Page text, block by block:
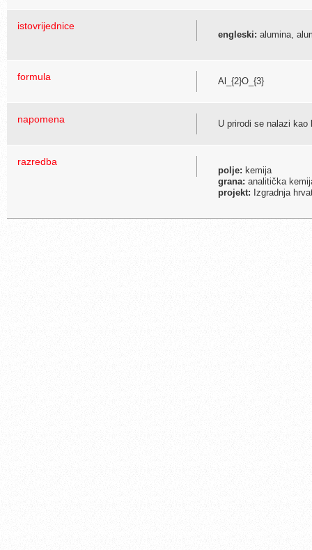
istovrijednice
engleski: alumina,
formula Al_{2}O_{3}
napomena U prirodi se nalazi kao
razredba
polje: kemija
grana: analitička
projekt: Izgradnja